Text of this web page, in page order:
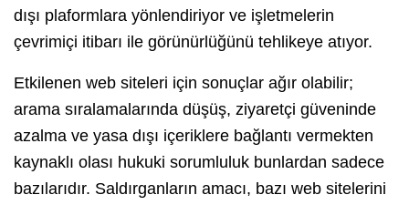
dışı plaformlara yönlendiriyor ve işletmelerin
çevrimiçi itibarı ile görünürlüğünü tehlikeye atıyor.
Etkilenen web siteleri için sonuçlar ağır olabilir;
arama sıralamalarında düşüş, ziyaretçi güveninde
azalma ve yasa dışı içeriklere bağlantı vermekten
kaynaklı olası hukuki sorumluluk bunlardan sadece
bazılarıdır. Saldırganların amacı, bazı web sitelerini